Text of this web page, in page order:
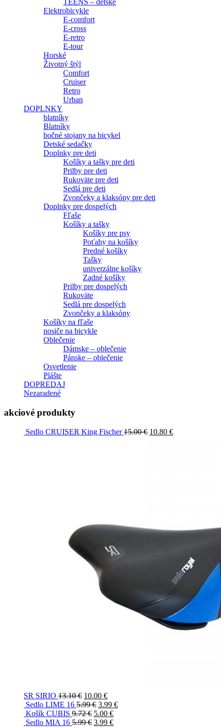
TEENS – detské
Elektrobicykle
E-comfort
E-cross
E-retro
E-tour
Horské
Životný štýl
Comfort
Cruiser
Retro
Urban
DOPLNKY
blatníky
Blatníky
bočné stojany na bicykel
Detské sedačky
Doplnky pre deti
Košíky a tašky pre deti
Prilby pre deti
Rukoväte pre deti
Sedlá pre deti
Zvončeky a klaksóny pre deti
Doplnky pre dospelých
Fľaše
Košíky a tašky
Košíky pre psy
Poťahy na košíky
Predné košíky
Tašky
univerzálne košíky
Zadné košíky
Prilby pre dospelých
Rukoväte
Sedlá pre dospelých
Zvončeky a klaksóny
Košíky na fľaše
nosiče na bicykle
Oblečenie
Dámske – oblečenie
Pánske – oblečenie
Osvetlenie
Plášte
DOPREDAJ
Nezaradené
akciové produkty
Sedlo CRUISER King Fischer 15.00€ 10.80 €
SR SIRIO 13.10€ 10.00 €
Sedlo LIME 16 5.99€ 3.99 €
Košík CUBIS 9.72€ 5.00 €
Sedlo MIA 16 5.99€ 3.99 €